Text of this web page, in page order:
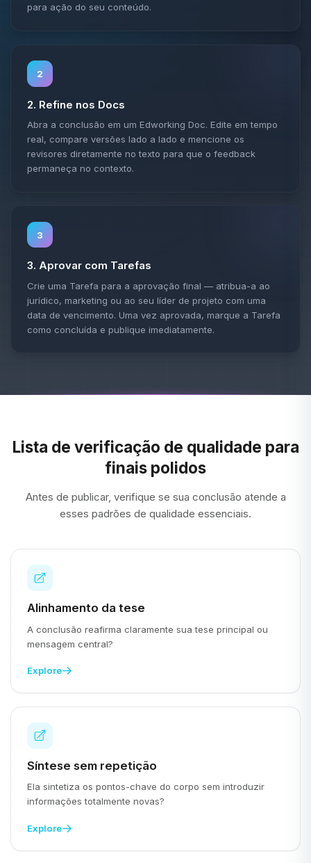
para ação do seu conteúdo.
2
2. Refine nos Docs
Abra a conclusão em um Edworking Doc. Edite em tempo
real, compare versões lado a lado e mencione os
revisores diretamente no texto para que o feedback
permaneça no contexto.
3
3. Aprovar com Tarefas
Crie uma Tarefa para a aprovação final — atribua-a ao
jurídico, marketing ou ao seu líder de projeto com uma
data de vencimento. Uma vez aprovada, marque a Tarefa
como concluída e publique imediatamente.
Lista de verificação de qualidade para
finais polidos
Antes de publicar, verifique se sua conclusão atende a
esses padrões de qualidade essenciais.
Alinhamento da tese
A conclusão reafirma claramente sua tese principal ou
mensagem central?
Explore
Síntese sem repetição
Ela sintetiza os pontos-chave do corpo sem introduzir
informações totalmente novas?
Explore